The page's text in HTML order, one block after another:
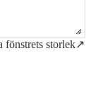
fönstrets storlek↗